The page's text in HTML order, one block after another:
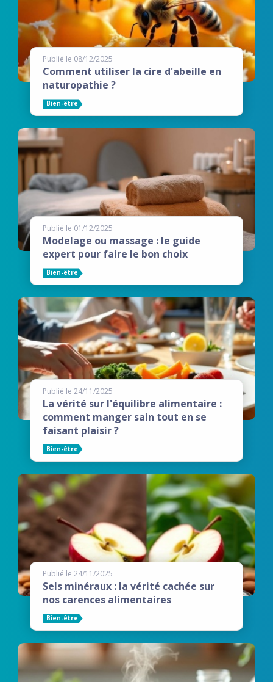
Publié le 08/12/2025
Comment utiliser la cire d'abeille en
naturopathie ?
Bien-être
Publié le 01/12/2025
Modelage ou massage : le guide
expert pour faire le bon choix
Bien-être
Publié le 24/11/2025
La vérité sur l'équilibre alimentaire :
comment manger sain tout en se
faisant plaisir ?
Bien-être
Publié le 24/11/2025
Sels minéraux : la vérité cachée sur
nos carences alimentaires
Bien-être